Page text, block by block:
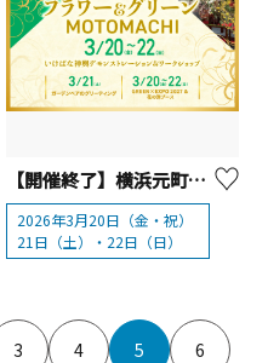
【開催終了】横浜元町ショッピングストリート「フラワー&グリーンMOTOMACHI2026」
2026年3月20日（金・祝）
21日（土）・22日（日）
3 4 5 6